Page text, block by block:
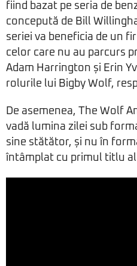
fiind bazat pe seria de
concepută de Bill
seriei va beneficia de un
celor care nu au parcurs
Adam Harrington și Erin
rolurile lui Bigby Wolf,
De asemenea, The Wolf
vadă lumina zilei sub
sine stătător, și nu în
întâmplat cu primul titlu al